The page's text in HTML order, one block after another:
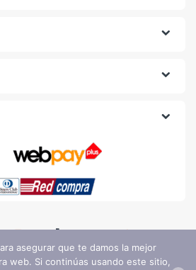
asegurar que te damos la mejor
web. Si continúas usando este sitio,